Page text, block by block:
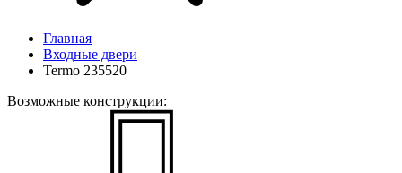
Главная
Входные двери
Termo 235520
Возможные конструкции: